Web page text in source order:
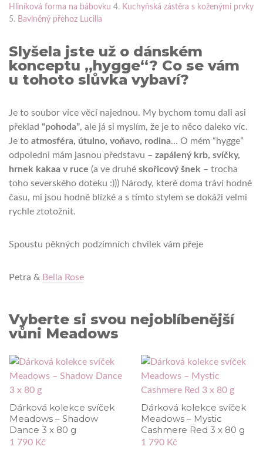
Hliníková forma na bábovku 4. Kuchyňská zástěra s koženými prvky
5. Bavlněný přehoz Lucilla
Slyšela jste už o dánském
konceptu „hygge“? Co se vám
u tohoto slůvka vybaví?
Je to soubor více věcí najednou. My bychom tomu dali asi
překlad “pohoda”, ale já si myslím, že je to něco daleko víc.
Je to atmosféra, útulno, voňavo, rodina… O mém “hygge”
odpoledni mám jasnou představu – zapálený krb, svíčky,
hrnek kakaa v ruce (a ve druhé skořicový šnek – trocha
toho severského doteku :))) Národy, které doma tráví hodně
času, mi jsou hodně blízké a s tímto stylem se dokáži velmi
rychle ztotožnit.
Spoustu pěkných podzimních chvilek vám přeje
Petra & Bella Rose
Vyberte si svou nejoblíbenější
vůni Meadows
Dárková kolekce svíček
Meadows – Shadow
Dance 3 x 80 g
1 790 Kč
Dárková kolekce svíček
Meadows – Mystic
Cashmere Red 3 x 80 g
1 790 Kč